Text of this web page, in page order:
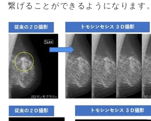
繋げることができるようになります。